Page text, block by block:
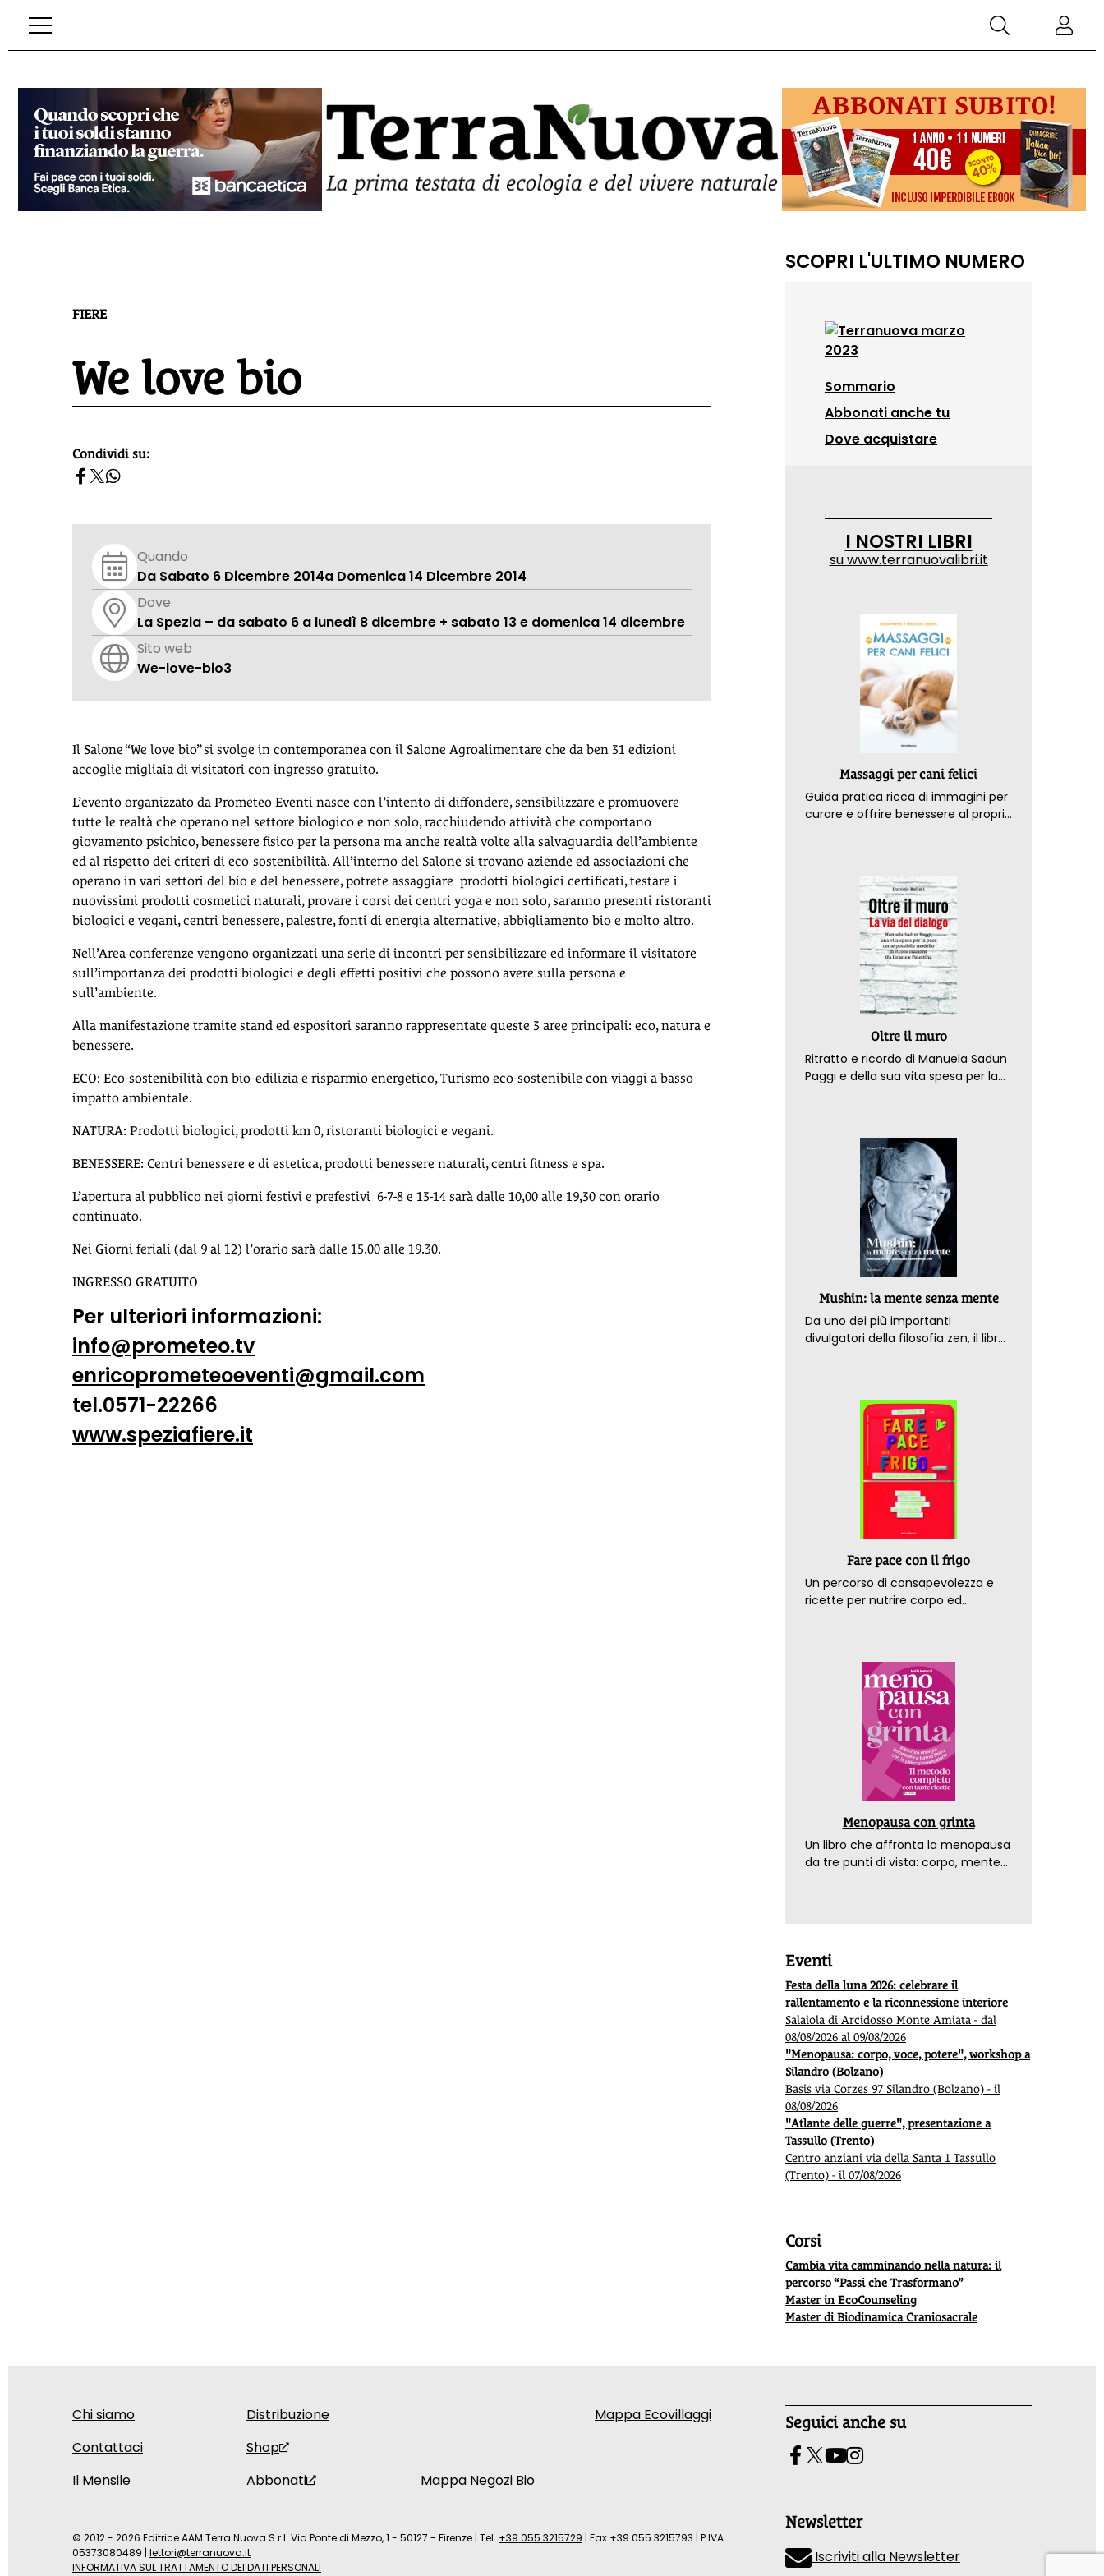
FIERE
We love bio
homepage h2
Condividi su:
Quando
Da Sabato 6 Dicembre 2014a Domenica 14 Dicembre 2014
Dove
La Spezia – da sabato 6 a lunedì 8 dicembre + sabato 13 e domenica 14 dicembre
Sito web
We-love-bio3
Il Salone “We love bio” si svolge in contemporanea con il Salone Agroalimentare che da ben 31 edizioni
accoglie migliaia di visitatori con ingresso gratuito.
L’evento organizzato da Prometeo Eventi nasce con l’intento di diffondere, sensibilizzare e promuovere
tutte le realtà che operano nel settore biologico e non solo, racchiudendo attività che comportano
giovamento psichico, benessere fisico per la persona ma anche realtà volte alla salvaguardia dell’ambiente
ed al rispetto dei criteri di eco-sostenibilità. All’interno del Salone si trovano aziende ed associazioni che
operano in vari settori del bio e del benessere, potrete assaggiare prodotti biologici certificati, testare i
nuovissimi prodotti cosmetici naturali, provare i corsi dei centri yoga e non solo, saranno presenti ristoranti
biologici e vegani, centri benessere, palestre, fonti di energia alternative, abbigliamento bio e molto altro.
Nell’Area conferenze vengono organizzati una serie di incontri per sensibilizzare ed informare il visitatore
sull’importanza dei prodotti biologici e degli effetti positivi che possono avere sulla persona e
sull’ambiente.
Alla manifestazione tramite stand ed espositori saranno rappresentate queste 3 aree principali: eco, natura e
benessere.
ECO: Eco-sostenibilità con bio-edilizia e risparmio energetico, Turismo eco-sostenibile con viaggi a basso
impatto ambientale.
NATURA: Prodotti biologici, prodotti km 0, ristoranti biologici e vegani.
BENESSERE: Centri benessere e di estetica, prodotti benessere naturali, centri fitness e spa.
L’apertura al pubblico nei giorni festivi e prefestivi 6-7-8 e 13-14 sarà dalle 10,00 alle 19,30 con orario
continuato.
Nei Giorni feriali (dal 9 al 12) l’orario sarà dalle 15.00 alle 19.30.
INGRESSO GRATUITO
Per ulteriori informazioni:
info@prometeo.tv
enricoprometeoeventi@gmail.com
tel.0571-22266
www.speziafiere.it
SCOPRI L'ULTIMO NUMERO
Sommario
Abbonati anche tu
Dove acquistare
I NOSTRI LIBRI
suwww.terranuovalibri.it
Massaggi per cani felici
Guida pratica ricca di immagini per
curare e offrire benessere al proprio
Oltre il muro
Ritratto e ricordo di Manuela Sadun
Paggi e della sua vita spesa per la
Mushin: la mente senza mente
Da uno dei più importanti
divulgatori della filosofia zen, il libro
Fare pace con il frigo
Un percorso di consapevolezza e
ricette per nutrire corpo ed
Menopausa con grinta
Un libro che affronta la menopausa
da tre punti di vista: corpo, mente
Eventi
Festa della luna 2026: celebrare il
rallentamento e la riconnessione interiore
Salaiola di Arcidosso Monte Amiata - dal
08/08/2026 al 09/08/2026
"Menopausa: corpo, voce, potere", workshop a
Silandro (Bolzano)
Basis via Corzes 97 Silandro (Bolzano) - il
08/08/2026
"Atlante delle guerre", presentazione a
Tassullo (Trento)
Centro anziani via della Santa 1 Tassullo
(Trento) - il 07/08/2026
Corsi
Cambia vita camminando nella natura: il
percorso “Passi che Trasformano”
Master in EcoCounseling
Master di Biodinamica Craniosacrale
Chi siamo
Contattaci
Il Mensile
Distribuzione
Shop
Abbonati
Mappa Negozi Bio
Mappa Ecovillaggi Seguici anche su
Newsletter
Iscriviti alla Newsletter
© 2012 - 2026 Editrice AAM Terra Nuova S.r.l. Via Ponte di Mezzo, 1 - 50127 - Firenze | Tel. +39 055 3215729 | Fax +39 055 3215793 | P.IVA
05373080489 | lettori@terranuova.it
INFORMATIVA SUL TRATTAMENTO DEI DATI PERSONALI